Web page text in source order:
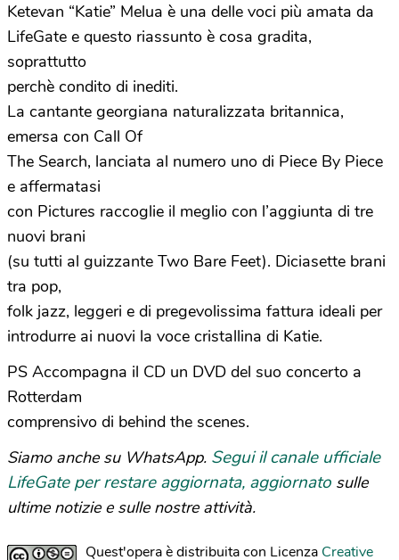
Ketevan “Katie” Melua è una delle voci più amata da
LifeGate e questo riassunto è cosa gradita,
soprattutto
perchè condito di inediti.
La cantante georgiana naturalizzata britannica,
emersa con Call Of
The Search, lanciata al numero uno di Piece By Piece
e affermatasi
con Pictures raccoglie il meglio con l’aggiunta di tre
nuovi brani
(su tutti al guizzante Two Bare Feet). Diciasette brani
tra pop,
folk jazz, leggeri e di pregevolissima fattura ideali per
introdurre ai nuovi la voce cristallina di Katie.
PS Accompagna il CD un DVD del suo concerto a
Rotterdam
comprensivo di behind the scenes.
Siamo anche su WhatsApp. Segui il canale ufficiale
LifeGate per restare aggiornata, aggiornato sulle
ultime notizie e sulle nostre attività.
Quest'opera è distribuita con Licenza Creative